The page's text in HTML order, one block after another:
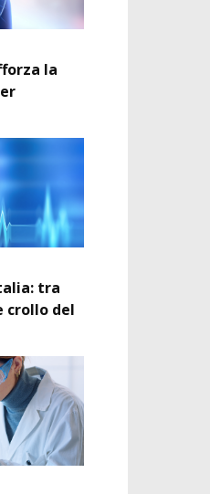
la
tra
crollo del